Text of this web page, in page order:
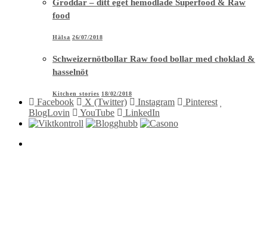
Groddar – ditt eget hemodlade Superfood & Raw
food
Hälsa 26/07/2018
Schweizernötbollar Raw food bollar med choklad &
hasselnöt
Kitchen stories 18/02/2018
Facebook X (Twitter) Instagram
Pinterest
BlogLovin
YouTube LinkedIn